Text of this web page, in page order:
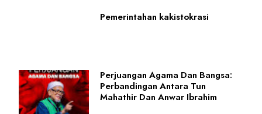
Pemerintahan kakistokrasi
Perjuangan Agama Dan Bangsa:
Perbandingan Antara Tun
Mahathir Dan Anwar Ibrahim